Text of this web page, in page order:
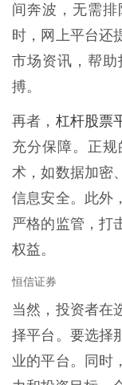
间奔波，无需
时，网上平台还
市场资讯，帮
搏。
再者， 杠杆股票
充分保障。正
术，如数据加密
信息安全。此外
严格的监管，打
权益。
恒信证券
当然，投资者在
择平台。要选择
业的平台。同时